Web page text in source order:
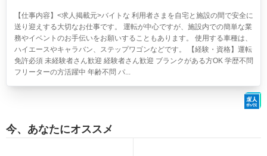
【仕事内容】<求人掲載元>バイトな 利用者さまを自宅と施設の間で安全に
送り迎えする大切なお仕事です。 運転が中心ですが、施設内での簡単な業
務やイベントのお手伝いをお願いすることもあります。 使用する車種は、
ハイエースやキャラバン、ステップワゴンなどです。 【経験・資格】運転
免許必須 未経験者さん歓迎 経験者さん歓迎 ブランクがある方OK 学歴不問
フリーターの方活躍中 年齢不問 パ...
今、あなたにオススメ